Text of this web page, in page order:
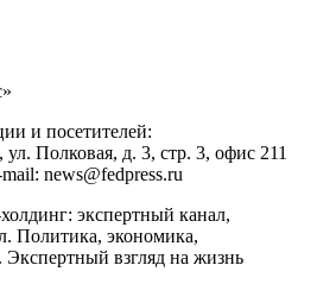
»
и посетителей:
, ул. Полковая, д. 3, стр. 3, офис 211
news@fedpress.ru
экспертный канал,
Политика, экономика,
взгляд на жизнь